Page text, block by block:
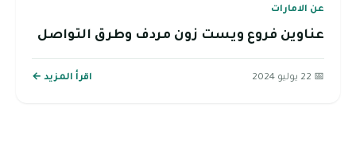
عن الامارات
عناوين فروع ويست زون مردف وطرق التواصل
📅 22 يوليو 2024 اقرأ المزيد ←